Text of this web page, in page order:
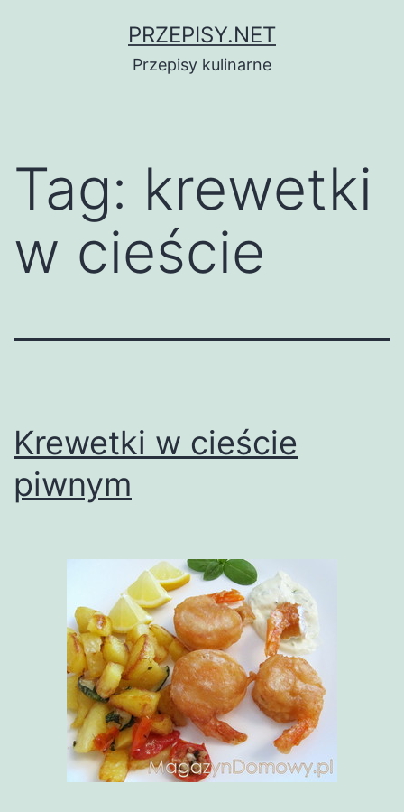
PRZEPISY.NET
Przepisy kulinarne
Tag: krewetki
w cieście
Krewetki w cieście
piwnym